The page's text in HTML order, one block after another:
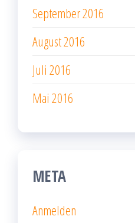
September 2016
August 2016
Juli 2016
Mai 2016
META
Anmelden